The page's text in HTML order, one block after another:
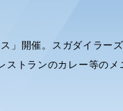
」開催。スガダイラーズ
トランのカレー等のメ